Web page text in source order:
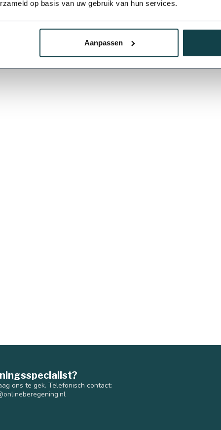
op basis van uw gebruik van hun services.
Aanpassen
ons te gek. Telefonisch contact: